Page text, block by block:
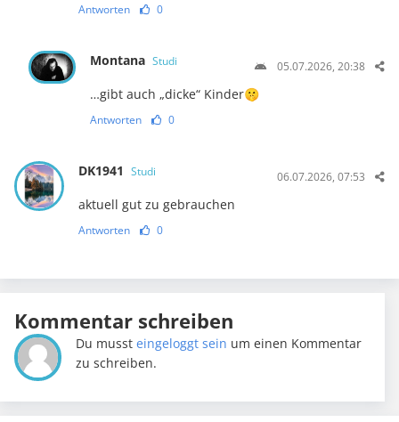
Antworten 0
Montana Studi 05.07.2026, 20:38
…gibt auch „dicke“ Kinder🤫
Antworten 0
DK1941 Studi 06.07.2026, 07:53
aktuell gut zu gebrauchen
Antworten 0
Kommentar schreiben
Du mussteingeloggt sein um einen Kommentar
zu schreiben.